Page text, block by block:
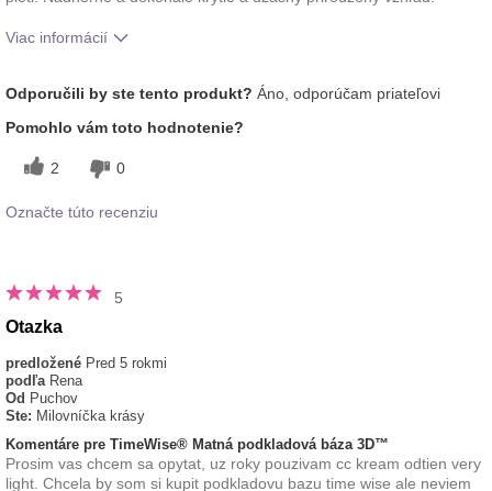
Viac informácií
Ako sa vám páči odtieň tohto prípravku?
Ako porovnávate tento prípravok s inými
značkami dekoratívnej kozmetiky, ktoré ste
Odporučili by ste tento produkt? Áno, odporúčam priateľovi
Pomohlo vám toto hodnotenie?
2 0
Označte túto recenziu
5
Otazka
predložené Pred 5 rokmi
podľa Rena
Od Puchov
Ste: Milovníčka krásy
Komentáre pre TimeWise® Matná podkladová báza 3D™
Prosim vas chcem sa opytat, uz roky pouzivam cc kream odtien very
light. Chcela by som si kupit podkladovu bazu time wise ale neviem